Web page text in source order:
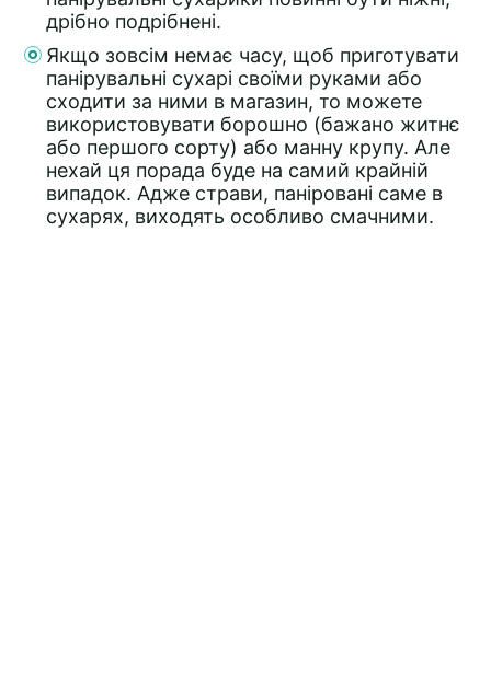
дрібно подрібнені.
Якщо зовсім немає часу, щоб приготувати
панірувальні сухарі своїми руками або
сходити за ними в магазин, то можете
використовувати борошно (бажано житнє
або першого сорту) або манну крупу. Але
нехай ця порада буде на самий крайній
випадок. Адже страви, паніровані саме в
сухарях, виходять особливо смачними.